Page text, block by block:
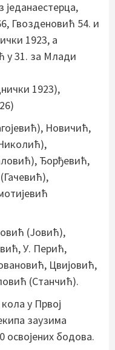
једанаестерца,
Гвозденовић 54. и
1923, а
у 31. за Млади
1923),
Новичић,
Ђорђевић,
(Јовић),
У. Перић,
Цвијовић,
(Станчић).
у Првој
заузима
освојених бодова.